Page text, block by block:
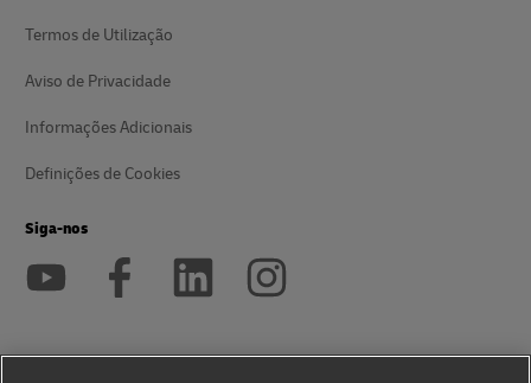
Termos de Utilização
Aviso de Privacidade
Informações Adicionais
Definições de Cookies
Siga-nos